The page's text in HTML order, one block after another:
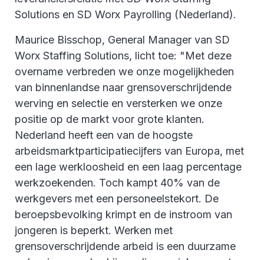
Solutions en SD Worx Payrolling (Nederland).
Maurice Bisschop, General Manager van SD
Worx Staffing Solutions, licht toe: "Met deze
overname verbreden we onze mogelijkheden
van binnenlandse naar grensoverschrijdende
werving en selectie en versterken we onze
positie op de markt voor grote klanten.
Nederland heeft een van de hoogste
arbeidsmarktparticipatiecijfers van Europa, met
een lage werkloosheid en een laag percentage
werkzoekenden. Toch kampt 40% van de
werkgevers met een personeelstekort. De
beroepsbevolking krimpt en de instroom van
jongeren is beperkt. Werken met
grensoverschrijdende arbeid is een duurzame